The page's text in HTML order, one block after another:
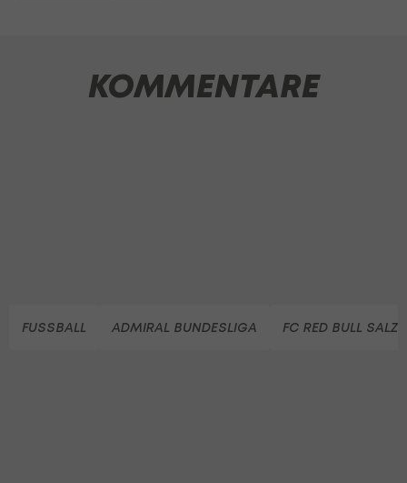
KOMMENTARE
FUSSBALL ADMIRAL BUNDESLIGA FC RED BULL